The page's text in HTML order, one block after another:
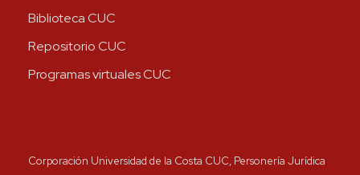
Biblioteca CUC
Repositorio CUC
Programas virtuales CUC
Corporación Universidad de la Costa CUC, Personería Jurídica